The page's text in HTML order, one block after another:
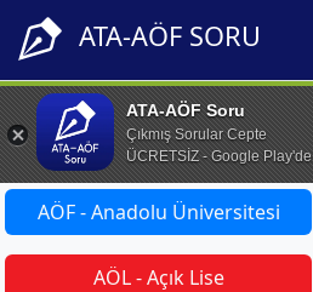
ATA-AÖF SORU
ATA-AÖF Soru
Çıkmış Sorular Cepte
ÜCRETSİZ - Google Play'de
AÖF - Anadolu Üniversitesi
AÖL - Açık Lise